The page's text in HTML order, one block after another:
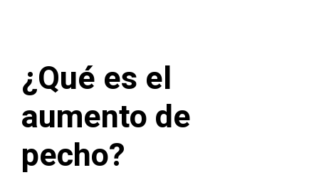
¿Qué es el
aumento de
pecho?